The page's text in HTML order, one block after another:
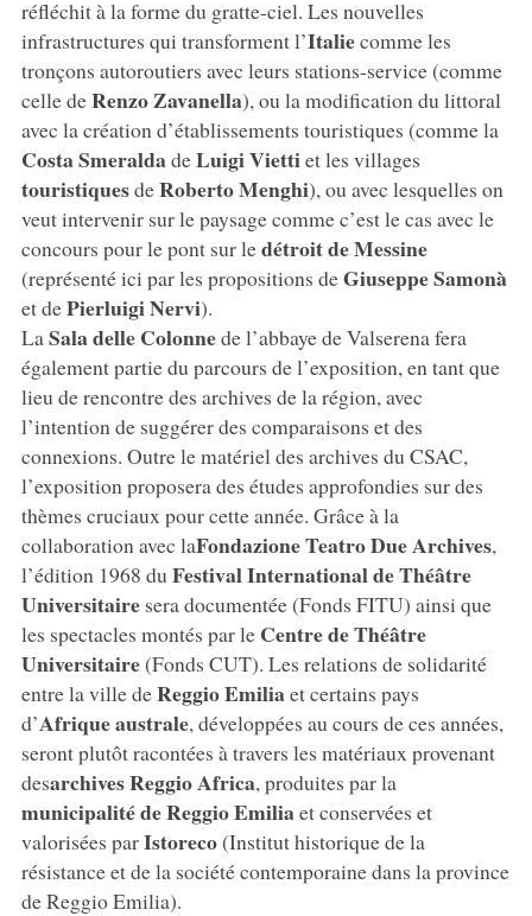
réfléchit à la forme du gratte-ciel. Les nouvelles
infrastructures qui transforment l’Italiecomme les
tronçons autoroutiers avec leurs stations-service (comme
celle deRenzo Zavanella), ou la modification du littoral
avec la création d’établissements touristiques (comme la
Costa SmeraldadeLuigi Viettiet les villages
touristiquesdeRoberto Menghi), ou avec lesquelles on
veut intervenir sur le paysage comme c’est le cas avec le
concours pour le pont sur ledétroit de Messine
(représenté ici par les propositions deGiuseppe Samonà
et dePierluigi Nervi).
La Sala delle Colonnede l’abbaye de Valserena fera
également partie du parcours de l’exposition, en tant que
lieu de rencontre des archives de la région, avec
l’intention de suggérer des comparaisons et des
connexions. Outre le matériel des archives du CSAC,
l’exposition proposera des études approfondies sur des
thèmes cruciaux pour cette année. Grâce à la
collaboration avec laFondazione Teatro Due Archives,
l’édition 1968 du Festival International de Théâtre
Universitairesera documentée (Fonds FITU) ainsi que
les spectacles montés par le Centre de Théâtre
Universitaire(Fonds CUT). Les relations de solidarité
entre la ville deReggio Emiliaet certains pays
d’Afrique australe, développées au cours de ces années,
seront plutôt racontées à travers les matériaux provenant
desarchives Reggio Africa, produites par la
municipalité de Reggio Emiliaet conservées et
valorisées parIstoreco(Institut historique de la
résistance et de la société contemporaine dans la province
de Reggio Emilia).